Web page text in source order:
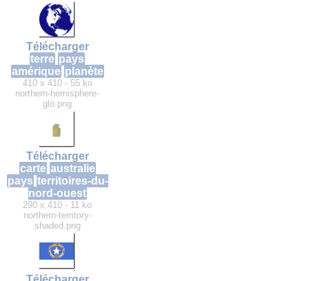
Télécharger
terre pays
amérique planète
410 x 410 - 55 ko
northern-hemisphere-
glo.png
Télécharger
carte australie
pays territoires-du-
nord-ouest
290 x 410 - 11 ko
northern-territory-
shaded.png